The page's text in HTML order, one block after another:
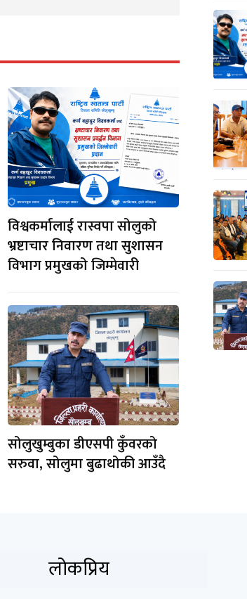
विश्वकर्मालाई रास्वपा सोलुको
भ्रष्टाचार निवारण तथा सुशासन
विभाग प्रमुखको जिम्मेवारी
सोलुखुम्बुका डीएसपी कुँवरको
सरुवा, सोलुमा बुढाथोकी आउँदै
लोकप्रिय